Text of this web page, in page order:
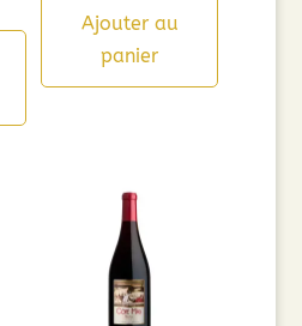
Ajouter au
panier